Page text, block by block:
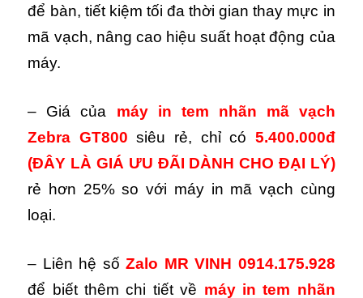
để bàn, tiết kiệm tối đa thời gian thay mực in
mã vạch, nâng cao hiệu suất hoạt động của
máy.
– Giá của máy in tem nhãn mã vạch
Zebra GT800siêu rẻ, chỉ có 5.400.000đ
(ĐÂY LÀ GIÁ ƯU ĐÃI DÀNH CHO ĐẠI LÝ)
rẻ hơn 25% so với máy in mã vạch cùng
loại.
– Liên hệ sốZalo MR VINH 0914.175.928
để biết thêm chi tiết về máy in tem nhãn